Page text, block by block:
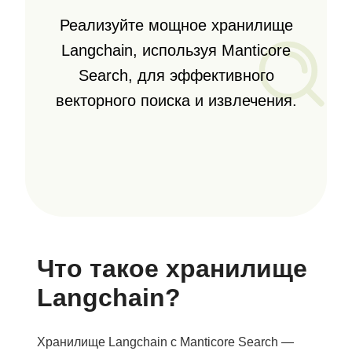
Реализуйте мощное хранилище
Langchain, используя Manticore
Search, для эффективного
векторного поиска и извлечения.
Что такое хранилище
Langchain?
Хранилище Langchain с Manticore Search —